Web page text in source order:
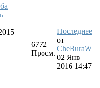
6772
Просм.
Последнее
от
CheBuraW
02 Янв
2016 14:47